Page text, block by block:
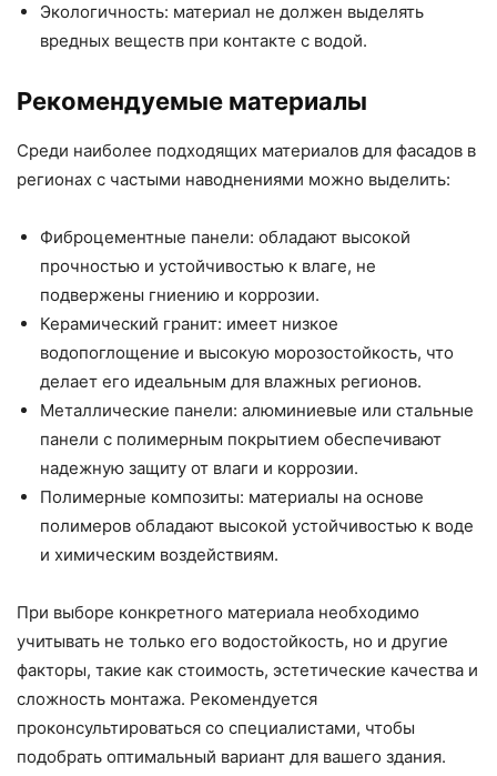
Экологичность: материал не должен выделять
вредных веществ при контакте с водой.
Рекомендуемые материалы
Среди наиболее подходящих материалов для фасадов в
регионах с частыми наводнениями можно выделить:
Фиброцементные панели: обладают высокой
прочностью и устойчивостью к влаге, не
подвержены гниению и коррозии.
Керамический гранит: имеет низкое
водопоглощение и высокую морозостойкость, что
делает его идеальным для влажных регионов.
Металлические панели: алюминиевые или стальные
панели с полимерным покрытием обеспечивают
надежную защиту от влаги и коррозии.
Полимерные композиты: материалы на основе
полимеров обладают высокой устойчивостью к воде
и химическим воздействиям.
При выборе конкретного материала необходимо
учитывать не только его водостойкость, но и другие
факторы, такие как стоимость, эстетические качества и
сложность монтажа. Рекомендуется
проконсультироваться со специалистами, чтобы
подобрать оптимальный вариант для вашего здания.